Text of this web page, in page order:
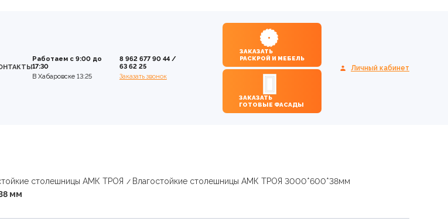
Работаем с 9:00 до
17:30
В Хабаровске 13:25
8 962 677 90 44/
63 62 25
Заказать звонок
ЗАКАЗАТЬ
РАСКРОЙ И МЕБЕЛЬ
ЗАКАЗАТЬ
ГОТОВЫЕ ФАСАДЫ
Личный кабинет
столешницы АМК ТРОЯ
Влагостойкие столешницы АМК ТРОЯ 3000*600*38мм
мм